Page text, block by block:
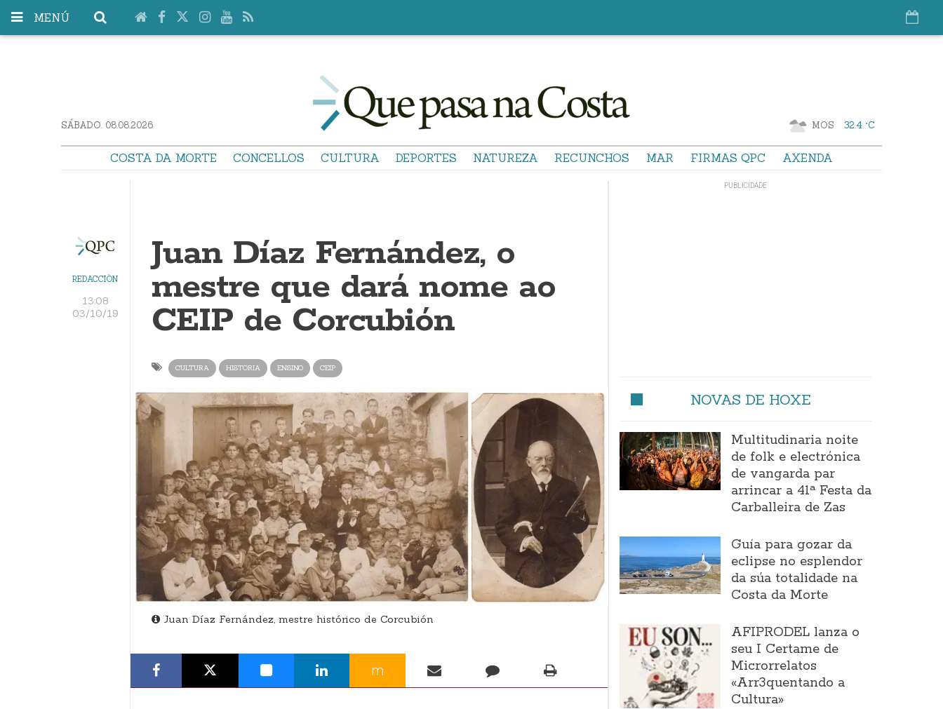
MENÚ
SÁBADO. 08.08.2026 MOS 32.4 °C
COSTA DA MORTE CONCELLOS CULTURA DEPORTES NATUREZA RECUNCHOS MAR FIRMAS QPC AXENDA
REDACCIÓN
13:08
03/10/19
Juan Díaz Fernández, o
mestre que dará nome ao
CEIP de Corcubión
CULTURA HISTORIA ENSINO CEIP
Juan Díaz Fernández, mestre histórico de Corcubión
m
NOVAS DE HOXE
Multitudinaria noite
de folk e electrónica
de vangarda par
arrincar a 41ª Festa da
Carballeira de Zas
Guía para gozar da
eclipse no esplendor
da súa totalidade na
Costa da Morte
AFIPRODEL lanza o
seu I Certame de
Microrrelatos
«Arr3quentando a
Cultura»